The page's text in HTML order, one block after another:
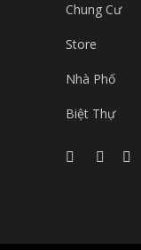
Chung Cư
Store
Nhà Phố
Biệt Thự